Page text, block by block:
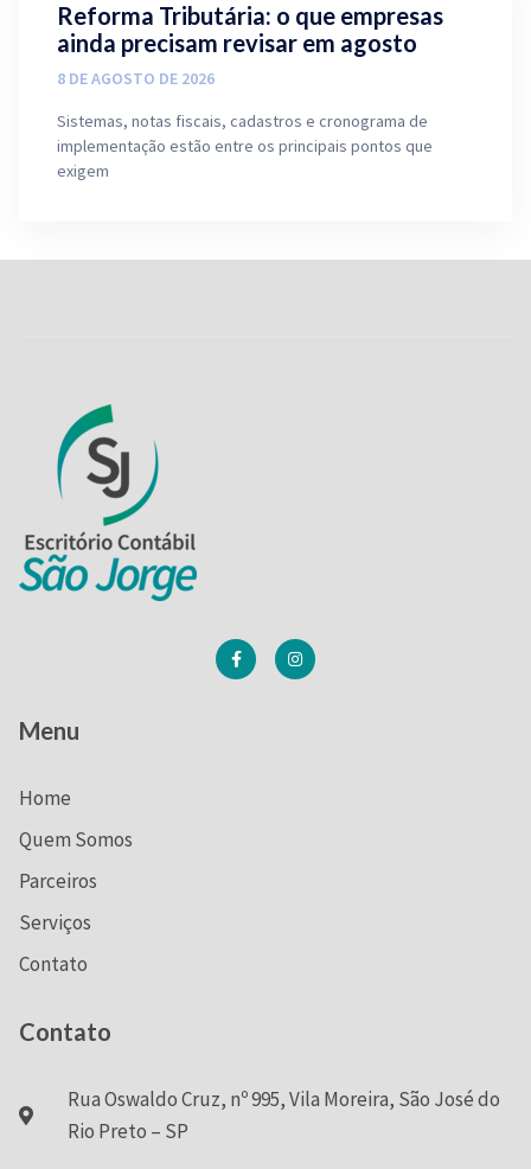
Reforma Tributária: o que empresas
ainda precisam revisar em agosto
8 DE AGOSTO DE 2026
Sistemas, notas fiscais, cadastros e cronograma de
implementação estão entre os principais pontos que
exigem
Menu
Home
Quem Somos
Parceiros
Serviços
Contato
Contato
Rua Oswaldo Cruz, nº 995, Vila Moreira, São José do
Rio Preto – SP